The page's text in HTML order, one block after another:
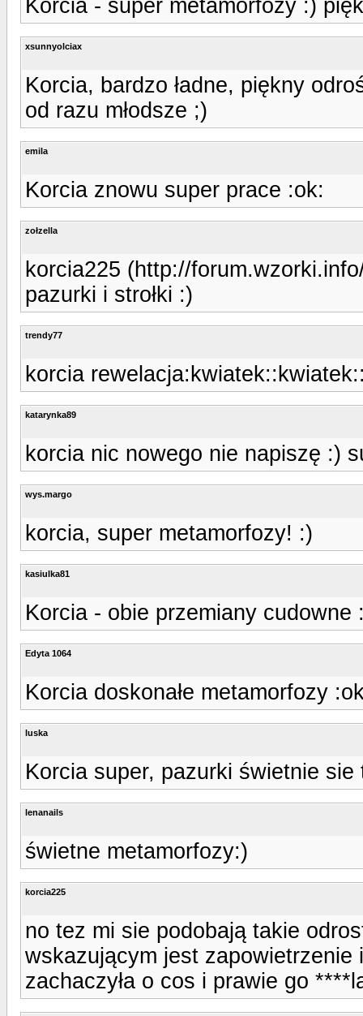
Korcia - super metamorfozy :)
xsunnyolciax
Korcia, bardzo ładne, piękny
od razu młodsze ;)
emila
Korcia znowu super prace :ok:
zołzella
korcia225 (http://
pazurki i strołki :)
trendy77
korcia
katarynka89
korcia nic nowego nie napiszę :)
wys.margo
korcia, super metamorfozy! :)
kasiulka81
Korcia - obie przemiany cudowne
Edyta 1064
Korcia doskonałe metamorfozy
luska
Korcia super, pazurki świetnie
lenanails
świetne metamorfozy:)
korcia225
no tez mi sie podobają takie
wskazującym jest zapowietrzenie
zachaczyła o cos i prawie go